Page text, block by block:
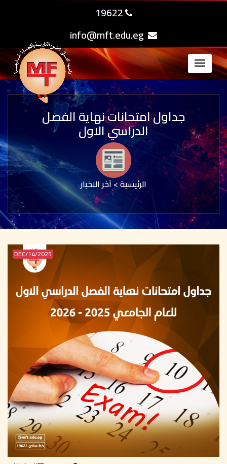
19622
جداول امتحانات نهاية الفصل
الدراسي الاول
الرئيسية>آخر الاخبار
2025/DEC/14